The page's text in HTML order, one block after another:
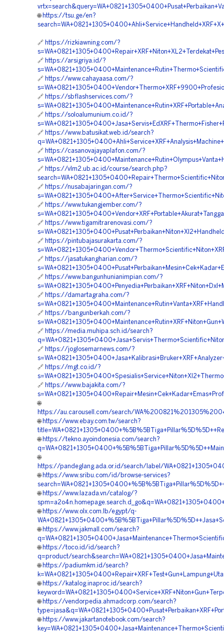
🌐 https://tsu.ge/en?
🔗 https://rizkiawning.com/?
🔗 https://arsigriya.id/?
🔗 https://www.cahayaasa.com/?
🔗 https://sbflashservices.com/?
🔗 https://soloalumunium.co.id/?
🔗 https://www.batusikat.web.id/search?
🔗 https://casanovajayaplafon.com/?
🔗 https://vlm2.ub.ac.id/course/search.php?
🔗 https://nusabajaringan.com/?
🔗 https://www.tukangjember.com/?
🔗 https://www.tigamitrarenovasi.com/?
🔗 https://pintubajasurakarta.com/?
🔗 https://jasatukangharian.com/?
🔗 https://www.bangunhunianimpian.com/?
🔗 https://damartagraha.com/?
🔗 https://bangunberkah.com/?
🔗 https://media.muhipa.sch.id/search?
🔗 https://joglosemarnews.com/?
🔗 https://mgt.co.id/?
🔗 https://www.bajakita.com/?
🌐
https://au.carousell.com/search/
🌐 https://www.ebay.com.tw/search?
🌐 https://tekno.ayoindonesia.com/search?
🌐
https://pandeglang.ada.or.id/search/label/
🌐 https://www.sribu.com/id/browse-services?
🌐 https://www.lazada.vn/catalog/?
🌐 https://www.olx.com.lb/egypt/q-
🌐 https://www.jakmall.com/search?
🌐 https://toco.id/id/search?
q=product/
🌐 https://padiumkm.id/search?
🌐 https://katalog.inaproc.id/search?
🌐 https://vendorpedia.ahmadcorp.com/search?
🌐 https://www.jakartanotebook.com/search?